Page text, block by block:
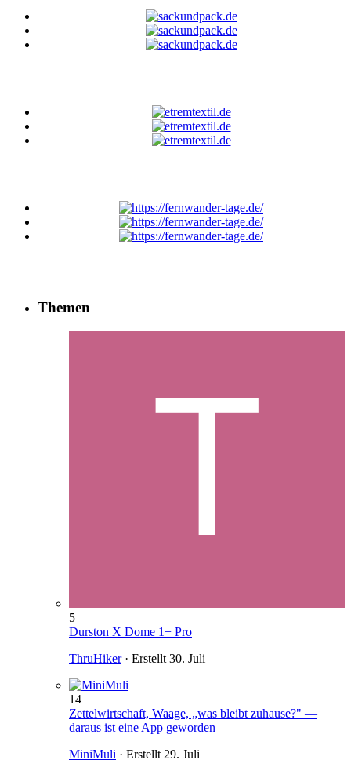
Themen
5
Durston X Dome 1+ Pro
ThruHiker· Erstellt 30. Juli
14
Zettelwirtschaft, Waage, „was bleibt zuhause?" —
daraus ist eine App geworden
MiniMuli · Erstellt 29. Juli